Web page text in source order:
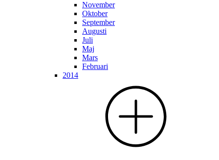
November
Oktober
September
Augusti
Juli
Maj
Mars
Februari
2014